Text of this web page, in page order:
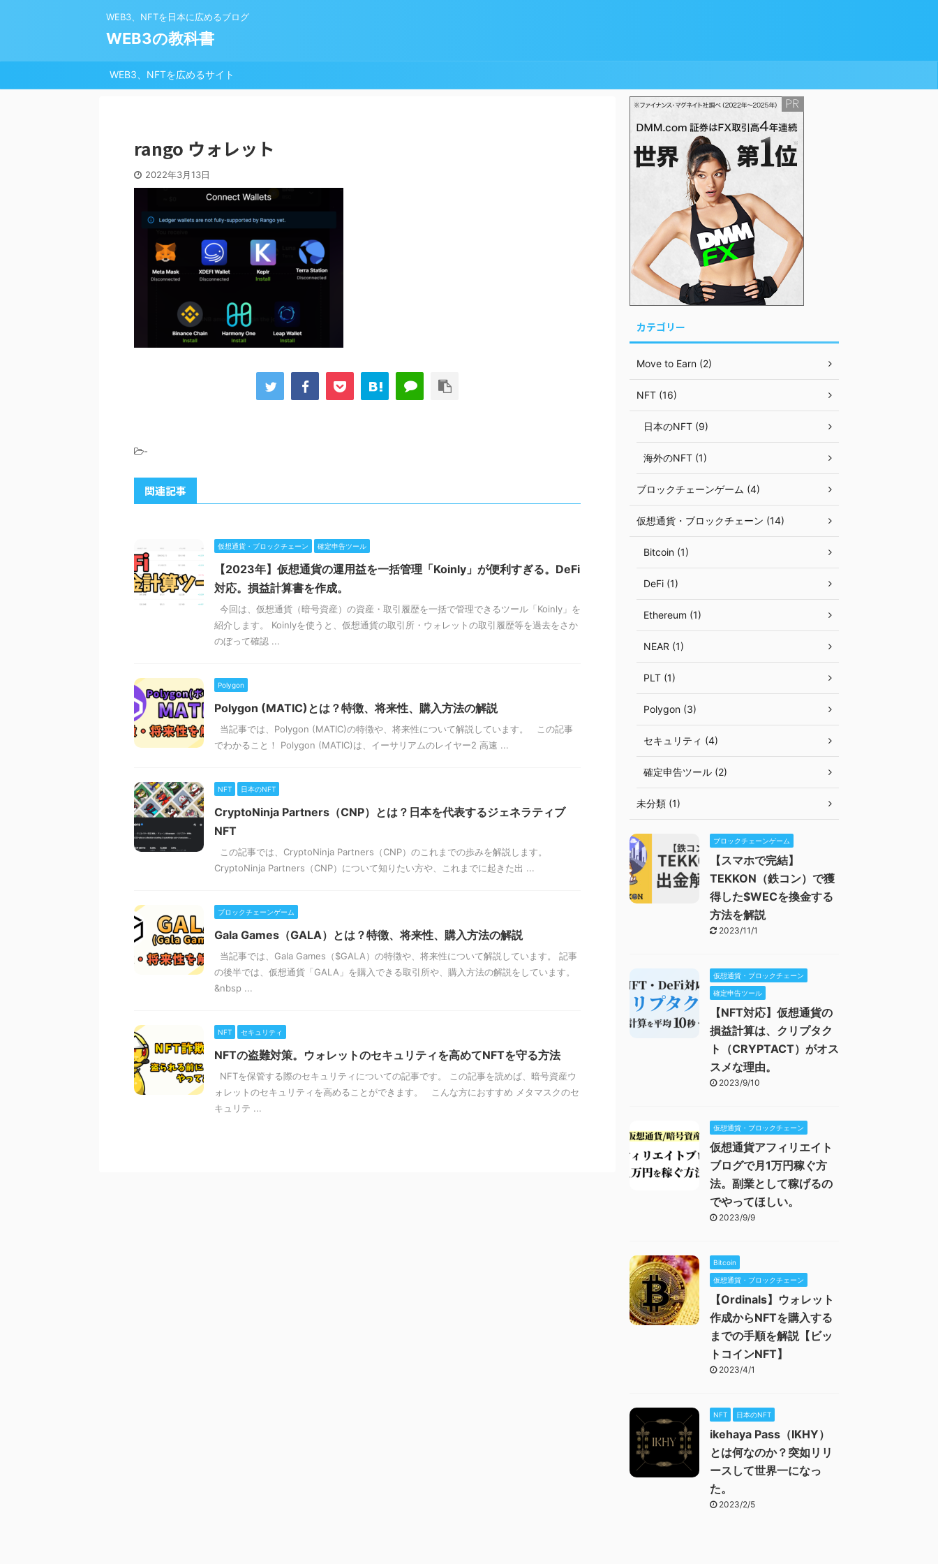
WEB3、NFTを日本に広めるブログ
WEB3の教科書
WEB3、NFTを広めるサイト
rango ウォレット
2022年3月13日
-
関連記事
仮想通貨・ブロックチェーン 確定申告ツール
【2023年】仮想通貨の運用益を一括管理「Koinly」が便利すぎる。DeFi
対応。損益計算書を作成。
今回は、仮想通貨（暗号資産）の資産・取引履歴を一括で管理できるツール「Koinly」を
紹介します。 Koinlyを使うと、仮想通貨の取引所・ウォレットの取引履歴等を過去をさか
のぼって確認 ...
Polygon
Polygon (MATIC)とは？特徴、将来性、購入方法の解説
当記事では、Polygon (MATIC)の特徴や、将来性について解説しています。 この記事
でわかること！ Polygon (MATIC)は、イーサリアムのレイヤー2 高速 ...
NFT 日本のNFT
CryptoNinja Partners（CNP）とは？日本を代表するジェネラティブ
NFT
この記事では、CryptoNinja Partners（CNP）のこれまでの歩みを解説します。
CryptoNinja Partners（CNP）について知りたい方や、これまでに起きた出 ...
ブロックチェーンゲーム
Gala Games（GALA）とは？特徴、将来性、購入方法の解説
当記事では、Gala Games（$GALA）の特徴や、将来性について解説しています。 記事
の後半では、仮想通貨「GALA」を購入できる取引所や、購入方法の解説をしています。
&nbsp ...
NFT セキュリティ
NFTの盗難対策。ウォレットのセキュリティを高めてNFTを守る方法
NFTを保管する際のセキュリティについての記事です。 この記事を読めば、暗号資産ウ
ォレットのセキュリティを高めることができます。 こんな方におすすめ メタマスクのセ
キュリテ ...
カテゴリー
Move to Earn (2)
NFT (16)
日本のNFT (9)
海外のNFT (1)
ブロックチェーンゲーム (4)
仮想通貨・ブロックチェーン (14)
Bitcoin (1)
DeFi (1)
Ethereum (1)
NEAR (1)
PLT (1)
Polygon (3)
セキュリティ (4)
確定申告ツール (2)
未分類 (1)
ブロックチェーンゲーム
【スマホで完結】
TEKKON（鉄コン）で獲
得した$WECを換金する
方法を解説
2023/11/1
仮想通貨・ブロックチェーン
確定申告ツール
【NFT対応】仮想通貨の
損益計算は、クリプタク
ト（CRYPTACT）がオス
スメな理由。
2023/9/10
仮想通貨・ブロックチェーン
仮想通貨アフィリエイト
ブログで月1万円稼ぐ方
法。副業として稼げるの
でやってほしい。
2023/9/9
Bitcoin
仮想通貨・ブロックチェーン
【Ordinals】ウォレット
作成からNFTを購入する
までの手順を解説【ビッ
トコインNFT】
2023/4/1
NFT 日本のNFT
ikehaya Pass（IKHY）
とは何なのか？突如リリ
ースして世界一になっ
た。
2023/2/5